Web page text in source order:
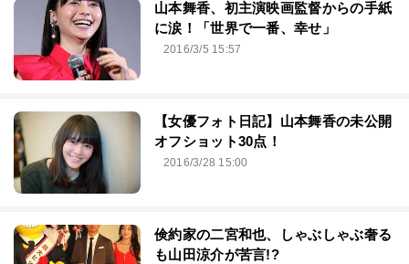
山本舞香、初主演映画監督からの手紙
に涙！「世界で一番、幸せ」
2016/3/5 15:57
【女優フォト日記】山本舞香の未公開
オフショット30点！
2016/3/28 15:00
倹約家の二宮和也、しゃぶしゃぶ奢る
も山田涼介が苦言!?